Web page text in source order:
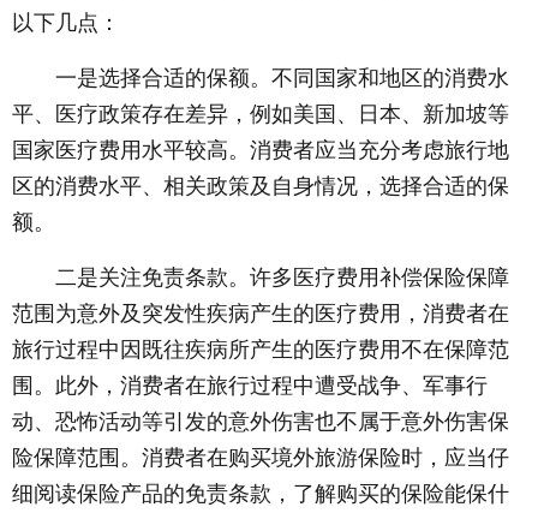
以下几点：
一是选择合适的保额。不同国家和地区的消费水
平、医疗政策存在差异，例如美国、日本、新加坡等
国家医疗费用水平较高。消费者应当充分考虑旅行地
区的消费水平、相关政策及自身情况，选择合适的保
额。
二是关注免责条款。许多医疗费用补偿保险保障
范围为意外及突发性疾病产生的医疗费用，消费者在
旅行过程中因既往疾病所产生的医疗费用不在保障范
围。此外，消费者在旅行过程中遭受战争、军事行
动、恐怖活动等引发的意外伤害也不属于意外伤害保
险保障范围。消费者在购买境外旅游保险时，应当仔
细阅读保险产品的免责条款，了解购买的保险能保什